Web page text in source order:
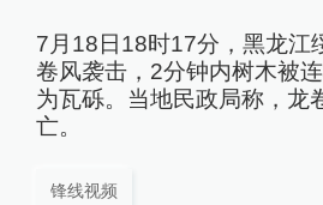
7月18日18时17分，黑龙江
卷风袭击，2分钟内树木被
为瓦砾。当地民政局称，龙
亡。
锋线视频